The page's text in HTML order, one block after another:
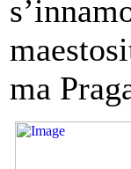
ma